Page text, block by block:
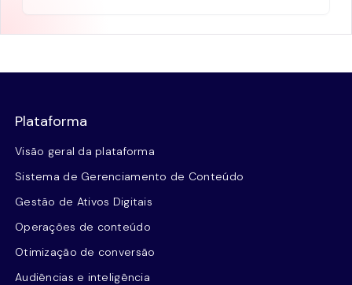
Plataforma
Visão geral da plataforma
Sistema de Gerenciamento de Conteúdo
Gestão de Ativos Digitais
Operações de conteúdo
Otimização de conversão
Audiências e inteligência